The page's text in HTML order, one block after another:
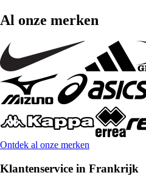
Al onze merken
Ontdek al onze merken
Klantenservice in Frankrijk